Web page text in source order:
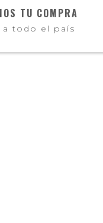
TU COMPRA
a todo el país